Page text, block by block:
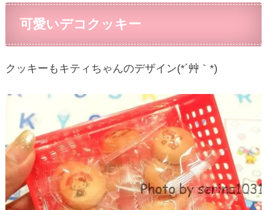
可愛いデコクッキー
クッキーもキティちゃんのデザイン(*´艸｀*)